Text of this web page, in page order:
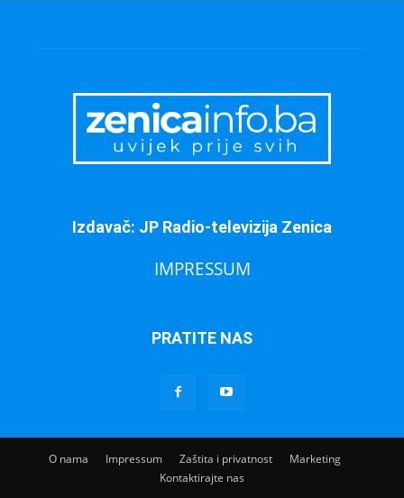
Izdavač: JP Radio-televizija Zenica
IMPRESSUM
PRATITE NAS
O nama Impressum Zaštita i privatnost
Marketing
Kontaktirajte nas